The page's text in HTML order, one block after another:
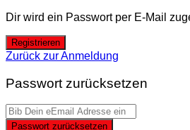
Dir wird ein Passwort per E-Mail
Registrieren
Zurück zur Anmeldung
Passwort zurücksetzen
Passwort zurücksetzen